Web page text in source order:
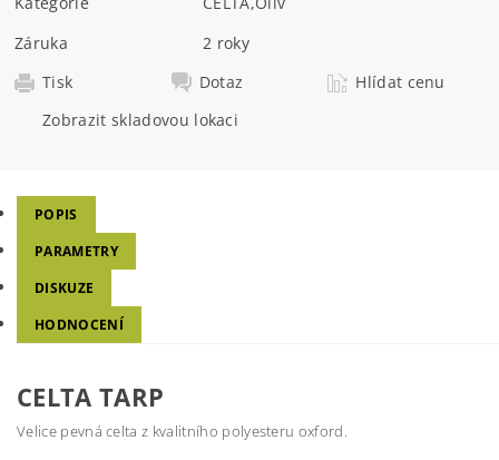
Záruka
2 roky
Tisk
Dotaz
Hlídat cenu
Zobrazit skladovou lokaci
POPIS
PARAMETRY
DISKUZE
HODNOCENÍ
CELTA TARP
Velice pevná celta z kvalitního polyesteru oxford.